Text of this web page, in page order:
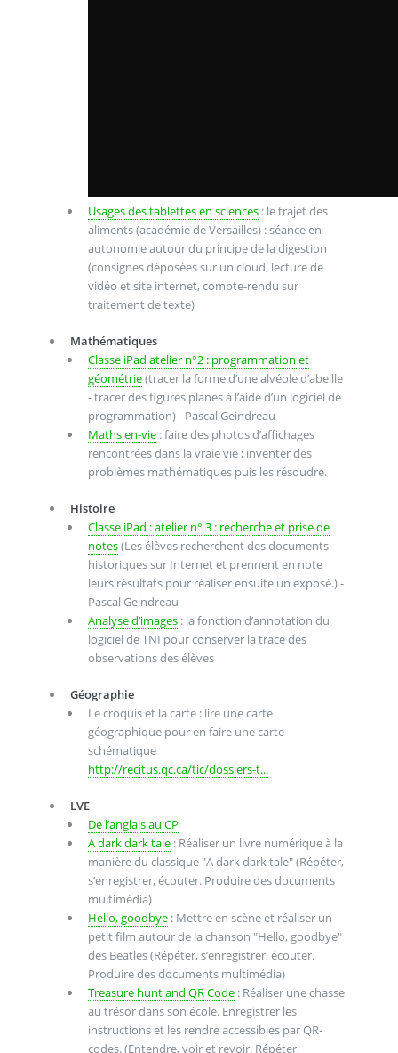
Usages des tablettes en sciences: le trajet des
aliments (académie de Versailles) : séance en
autonomie autour du principe de la digestion
(consignes déposées sur un cloud, lecture de
vidéo et site internet, compte-rendu sur
traitement de texte)
Mathématiques
Classe iPad atelier n°2 : programmation et
géométrie(tracer la forme d’une alvéole d’abeille
- tracer des figures planes à l’aide d’un logiciel de
programmation) - Pascal Geindreau
Maths en-vie: faire des photos d’affichages
rencontrées dans la vraie vie ; inventer des
problèmes mathématiques puis les résoudre.
Histoire
Classe iPad : atelier n° 3 : recherche et prise de
notes(Les élèves recherchent des documents
historiques sur Internet et prennent en note
leurs résultats pour réaliser ensuite un exposé.) -
Pascal Geindreau
Analyse d’images: la fonction d’annotation du
logiciel de TNI pour conserver la trace des
observations des élèves
Géographie
Le croquis et la carte : lire une carte
géographique pour en faire une carte
schématique
http://recitus.qc.ca/tic/dossiers-t...
LVE
De l’anglais au CP
A dark dark tale: Réaliser un livre numérique à la
manière du classique "A dark dark tale" (Répéter,
s’enregistrer, écouter. Produire des documents
multimédia)
Hello, goodbye: Mettre en scène et réaliser un
petit film autour de la chanson "Hello, goodbye"
des Beatles (Répéter, s’enregistrer, écouter.
Produire des documents multimédia)
Treasure hunt and QR Code: Réaliser une chasse
au trésor dans son école. Enregistrer les
instructions et les rendre accessibles par QR-
codes. (Entendre, voir et revoir. Répéter,